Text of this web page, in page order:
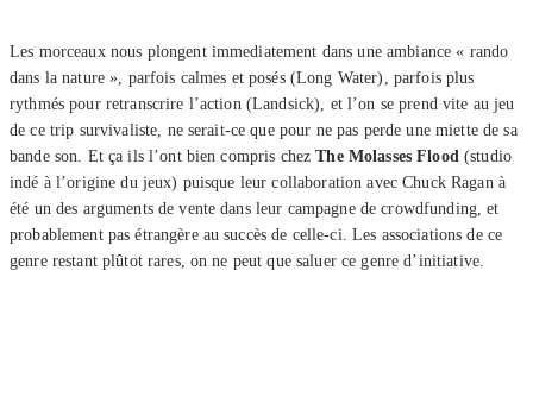
Les morceaux nous plongent immediatement dans une ambiance « rando
dans la nature », parfois calmes et posés (Long Water), parfois plus
rythmés pour retranscrire l’action (Landsick), et l’on se prend vite au jeu
de ce trip survivaliste, ne serait-ce que pour ne pas perde une miette de sa
bande son. Et ça ils l’ont bien compris chezThe Molasses Flood(studio
indé à l’origine du jeux) puisque leur collaboration avec Chuck Ragan à
été un des arguments de vente dans leur campagne de crowdfunding, et
probablement pas étrangère au succès de celle-ci. Les associations de ce
genre restant plûtot rares, on ne peut que saluer ce genre d’initiative.